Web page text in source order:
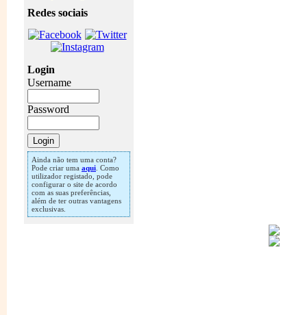
Redes sociais
Login
Username
Password
Ainda não tem uma conta?
Pode criar uma aqui . Como
utilizador registado, pode
configurar o site de acordo
com as suas preferências,
além de ter outras vantagens
exclusivas.